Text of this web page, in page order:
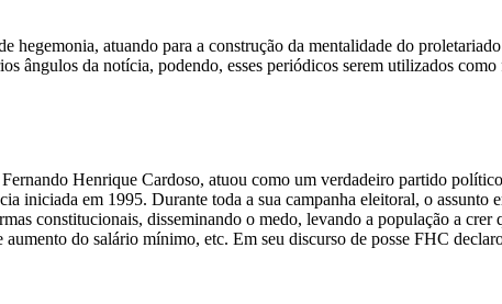
hegemonia, atuando para a construção da mentalidade do
ângulos da notícia, podendo, esses periódicos serem utilizados
Henrique Cardoso, atuou como um verdadeiro partido
iniciada em 1995. Durante toda a sua campanha eleitoral, o
constitucionais, disseminando o medo, levando a população a
do salário mínimo, etc. Em seu discurso de posse FHC